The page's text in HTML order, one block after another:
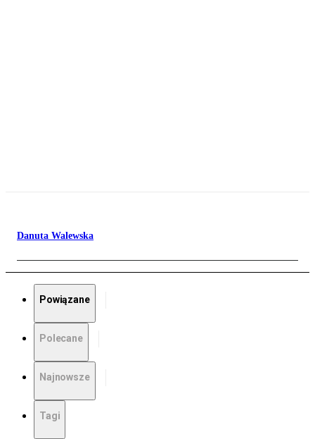
Danuta Walewska
Powiązane
Polecane
Najnowsze
Tagi